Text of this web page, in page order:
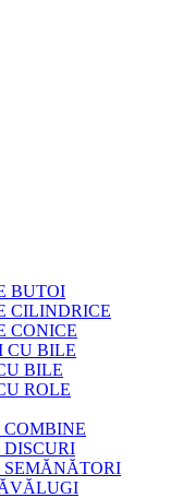
BUTOI
CILINDRICE
CONICE
CU BILE
BILE
ROLE